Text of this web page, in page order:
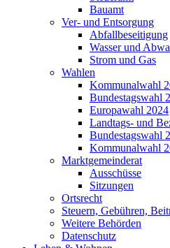
Bauamt
Ver- und Entsorgung
Abfallbeseitigung
Wasser und
Strom und Gas
Wahlen
Kommunalwahl
Bundestagswahl
Europawahl 2024
Landtags- und
Bundestagswahl
Kommunalwahl
Marktgemeinderat
Ausschüsse
Sitzungen
Ortsrecht
Steuern, Gebühren,
Weitere Behörden
Datenschutz